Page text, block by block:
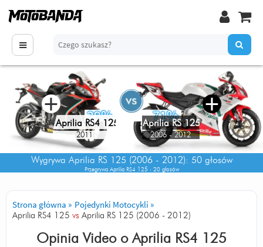
29% 71%
Aprilia RS4 125
2011
+
Aprilia RS 125
2006 - 2012
+
Wygrywa Aprilia RS 125 (2006 - 2012): 50 głosów
Przegrywa Aprilia RS4 125 : 20 głosów
Strona główna » Pojedynki Motocykli »
Aprilia RS4 125 vs Aprilia RS 125 (2006 - 2012)
Opinia Video oAprilia RS4 125